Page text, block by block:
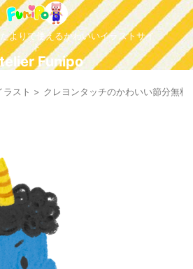
よりで使えるかわいいイラストサイ
ト
Funipo
スト > クレヨンタッチのかわいい節分無料